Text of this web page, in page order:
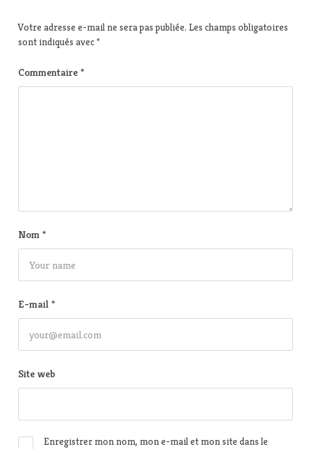
Votre adresse e-mail ne sera pas publiée. Les champs obligatoires
sont indiqués avec*
Commentaire *
Nom *
E-mail *
Site web
Enregistrer mon nom, mon e-mail et mon site dans le